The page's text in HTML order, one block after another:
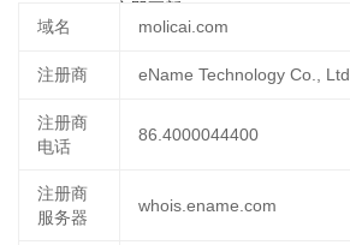
立即更新
域名
molicai.com
注册商 eName Technology Co., Ltd.
注册商
电话
86.4000044400
注册商
服务器
whois.ename.com